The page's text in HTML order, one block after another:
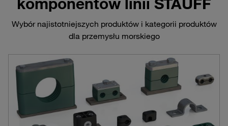
Wybór najistotniejszych produktów i kategorii produktów
dla przemysłu morskiego